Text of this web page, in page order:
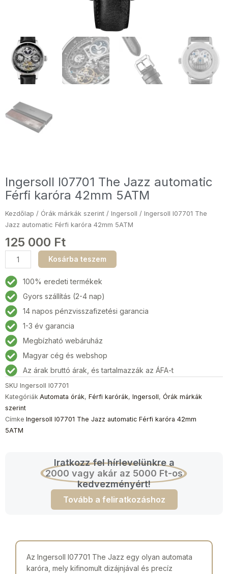
Ingersoll I07701 The Jazz automatic
Férfi karóra 42mm 5ATM
Kezdőlap / Órák márkák szerint / Ingersoll / Ingersoll I07701 The
Jazz automatic Férfi karóra 42mm 5ATM
125 000 Ft
Ingersoll
I07701
The
Jazz
automatic
Férfi
karóra
42mm
5ATM
mennyiség
Kosárba teszem
100% eredeti termékek
Gyors szállítás (2-4 nap)
14 napos pénzvisszafizetési garancia
1-3 év garancia
Megbízható webáruház
Magyar cég és webshop
Az árak bruttó árak, és tartalmazzák az ÁFA-t
SKU Ingersoll I07701
Kategóriák Automata órák, Férfi karórák, Ingersoll, Órák márkák
szerint
Címke Ingersoll I07701 The Jazz automatic Férfi karóra 42mm
5ATM
Iratkozz fel hírlevelünkre a
2000 vagy akár az 5000 Ft-os
kedvezményért!
Tovább a feliratkozáshoz
Az Ingersoll I07701 The Jazz egy olyan automata
karóra, mely kifinomult dizájnjával és precíz